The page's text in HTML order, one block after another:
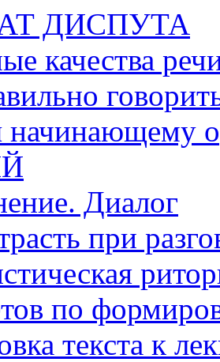
ДИСПУТА
качества
начинающему
Диалог
при
по
текста к